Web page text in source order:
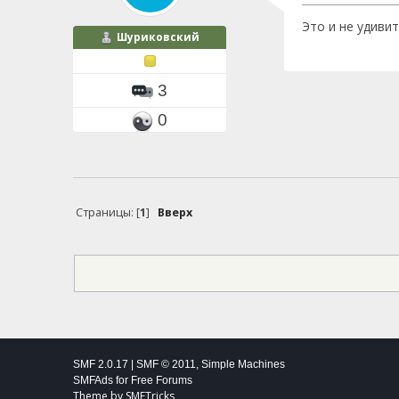
Шуриковский
3
0
Это и не
Страницы: [1] Вверх
SMF 2.0.17 |SMF © 2011,Simple Machines
SMFAds for Free Forums